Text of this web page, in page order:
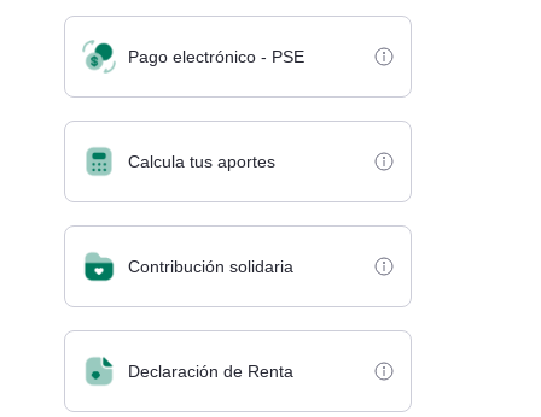
Pago electrónico - PSE
Calcula tus aportes
Contribución solidaria
Declaración de Renta